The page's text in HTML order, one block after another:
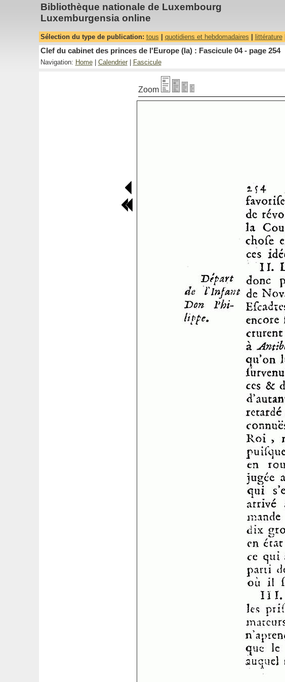
Bibliothèque nationale de Luxembourg
Luxemburgensia online
Sélection du type de publication: tous quotidiens et hebdomadaires littérature|
Clef du cabinet des princes de l'Europe (la) : Fascicule 04 - page 254
Navigation: Home| Calendrier| Fascicule
Zoom